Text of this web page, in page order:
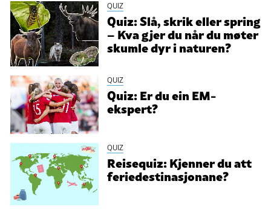
QUIZ
Quiz: Slå, skrik eller spring
– Kva gjer du når du møter
skumle dyr i naturen?
QUIZ
Quiz: Er du ein EM-
ekspert?
QUIZ
Reisequiz: Kjenner du att
feriedestinasjonane?